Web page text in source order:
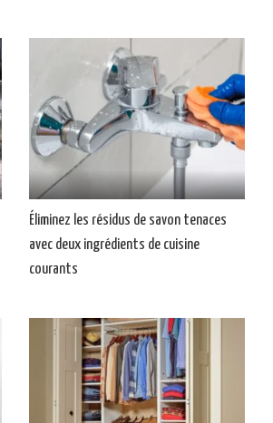
Éliminez les résidus de savon tenaces
avec deux ingrédients de cuisine
courants